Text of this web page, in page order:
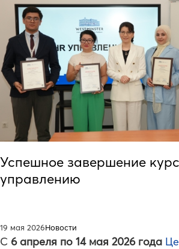
Успешное завершение
управлению
19 мая 2026Новости
С 6 апреля по 14 мая 2026 года